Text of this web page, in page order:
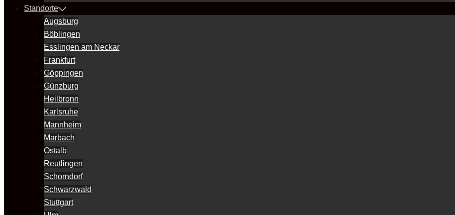
Standorte
Augsburg
Böblingen
Esslingen am Neckar
Frankfurt
Göppingen
Günzburg
Heilbronn
Karlsruhe
Mannheim
Marbach
Ostalb
Reutlingen
Schorndorf
Schwarzwald
Stuttgart